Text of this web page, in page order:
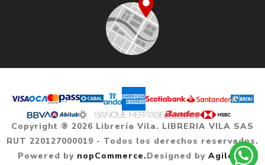
Copyright ® 2026 Librería Vila. LIBRERIA VILA SAS
RUT 220127000019 - Todos los derechos reservados.
Powered by nopCommerce.Designed by Agile.uy